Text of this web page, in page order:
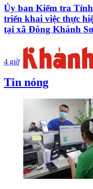
Ủy ban Kiểm tra
triển khai việc thực
tại xã Đông Khánh
4 giờ
Tin nóng